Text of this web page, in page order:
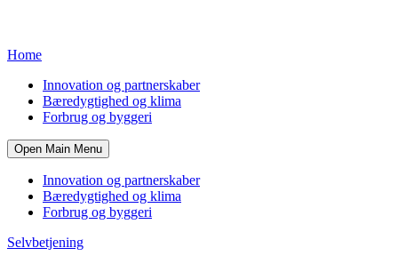
Home
Innovation og partnerskaber
Bæredygtighed og klima
Forbrug og byggeri
Open Main Menu
Innovation og partnerskaber
Bæredygtighed og klima
Forbrug og byggeri
Selvbetjening